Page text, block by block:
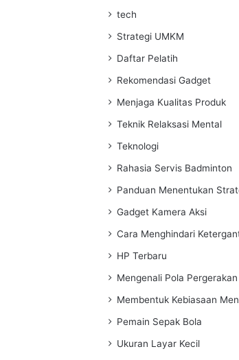
tech
Strategi UMKM
Daftar Pelatih
Rekomendasi Gadget
Menjaga Kualitas Produk
Teknik Relaksasi Mental
Teknologi
Rahasia Servis Badminton
Panduan Menentukan
Gadget Kamera Aksi
Cara Menghindari
HP Terbaru
Mengenali Pola
Membentuk Kebiasaan
Pemain Sepak Bola
Ukuran Layar Kecil